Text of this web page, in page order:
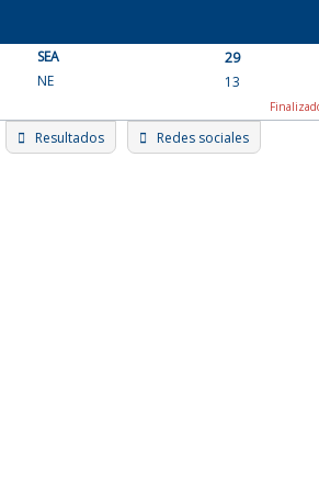
content
SEA
29
NE
13
Resultados Redes sociales